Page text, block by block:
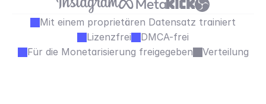
Mit einem proprietären Datensatz trainiert
Lizenzfrei
DMCA-frei
Für die Monetarisierung freigegeben
Verteilung